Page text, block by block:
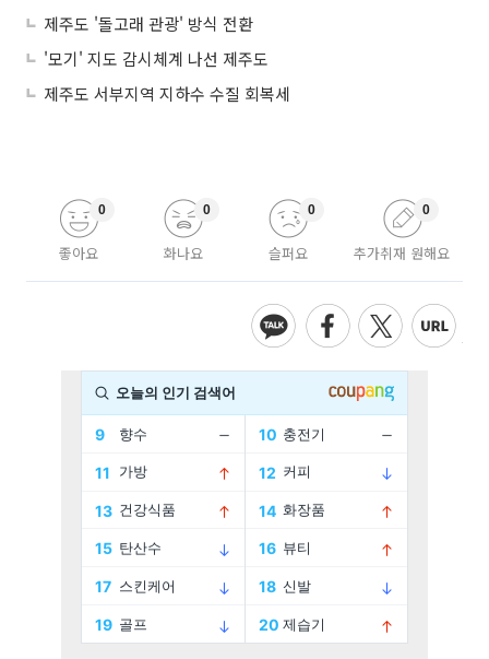
제주도 '돌고래 관광' 방식 전환
'모기' 지도 감시체계 나선 제주도
제주도 서부지역 지하수 수질 회복세
좋아요
0
화나요
0
슬퍼요
0
추가취재 원해요
0